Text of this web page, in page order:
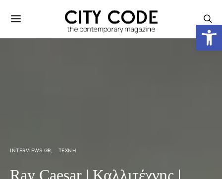
INTERVIEWS GR ΤΈΧΝΗ
Ray Caesar | Καλλιτέχνης |